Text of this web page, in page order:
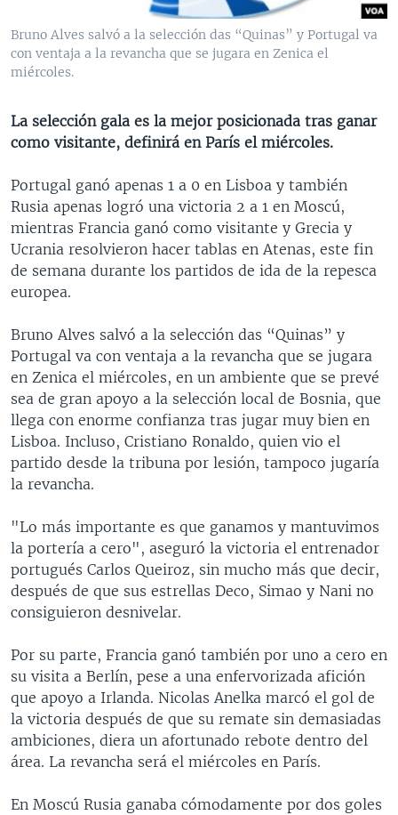
BRASIL
ENTRETENIMIENTO Y CULTURA
TECNOLOGÍA
DEPORTES
CIENCIA Y SALUD
VIDEOS
FOTOGRAFÍA
AUDIOS
PROGRAMAS TV
EL MUNDO AL DÍA
FORO INTERAMERICANO
VISIÓN 360
PANORAMA
RADIO
AVANCE INFORMATIVO
AUDIONOTICIAS
BUENOS DÍAS AMÉRICA
ESTADOS UNIDOS AL DÍA
EL MUNDO AL DÍA [RADIO]
FORO [RADIO]
DEPORTIVO INTERNACIONAL
NOTA ECONÓMICA
ENTRETENIMIENTO
DIRECT
DOCUMENTALES DE LA VOA
Learning English
Bruno Alves salvó a la selección das “Quinas” y Portugal va
con ventaja a la revancha que se jugara en Zenica el
miércoles.
La selección gala es la mejor posicionada tras ganar
como visitante, definirá en París el miércoles.
Portugal ganó apenas 1 a 0 en Lisboa y también
Rusia apenas logró una victoria 2 a 1 en Moscú,
mientras Francia ganó como visitante y Grecia y
Ucrania resolvieron hacer tablas en Atenas, este fin
de semana durante los partidos de ida de la repesca
europea.
Bruno Alves salvó a la selección das “Quinas” y
Portugal va con ventaja a la revancha que se jugara
en Zenica el miércoles, en un ambiente que se prevé
sea de gran apoyo a la selección local de Bosnia, que
llega con enorme confianza tras jugar muy bien en
Lisboa. Incluso, Cristiano Ronaldo, quien vio el
partido desde la tribuna por lesión, tampoco jugaría
la revancha.
"Lo más importante es que ganamos y mantuvimos
la portería a cero", aseguró la victoria el entrenador
portugués Carlos Queiroz, sin mucho más que decir,
después de que sus estrellas Deco, Simao y Nani no
consiguieron desnivelar.
Por su parte, Francia ganó también por uno a cero en
su visita a Berlín, pese a una enfervorizada afición
que apoyo a Irlanda. Nicolas Anelka marcó el gol de
la victoria después de que su remate sin demasiadas
ambiciones, diera un afortunado rebote dentro del
área. La revancha será el miércoles en París.
En Moscú Rusia ganaba cómodamente por dos goles